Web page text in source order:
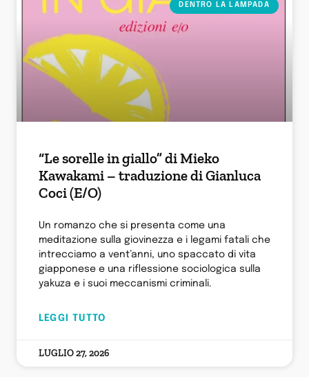
DENTRO LA LAMPADA
“Le sorelle in giallo” di Mieko
Kawakami – traduzione di Gianluca
Coci (E/O)
Un romanzo che si presenta come una
meditazione sulla giovinezza e i legami fatali che
intrecciamo a vent’anni, uno spaccato di vita
giapponese e una riflessione sociologica sulla
yakuza e i suoi meccanismi criminali.
LEGGI TUTTO
LUGLIO 27, 2026